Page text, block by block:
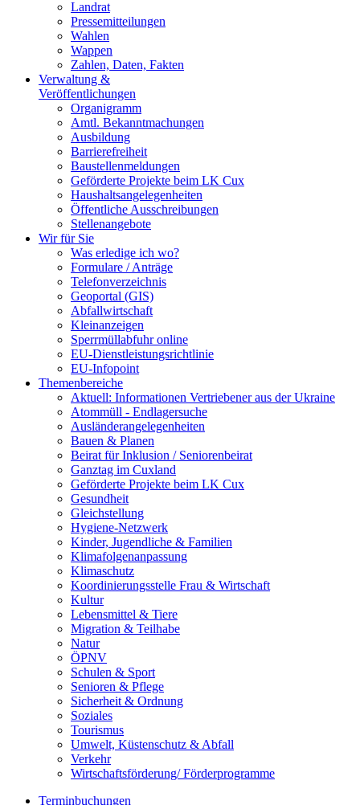
Landrat
Pressemitteilungen
Wahlen
Wappen
Zahlen, Daten, Fakten
Verwaltung &
Veröffentlichungen
Organigramm
Amtl. Bekanntmachungen
Ausbildung
Barrierefreiheit
Baustellenmeldungen
Geförderte Projekte beim LK Cux
Haushaltsangelegenheiten
Öffentliche Ausschreibungen
Stellenangebote
Wir für Sie
Was erledige ich wo?
Formulare / Anträge
Telefonverzeichnis
Geoportal (GIS)
Abfallwirtschaft
Kleinanzeigen
Sperrmüllabfuhr online
EU-Dienstleistungsrichtlinie
EU-Infopoint
Themenbereiche
Aktuell: Informationen Vertriebener aus der Ukraine
Atommüll - Endlagersuche
Ausländerangelegenheiten
Bauen & Planen
Beirat für Inklusion / Seniorenbeirat
Ganztag im Cuxland
Geförderte Projekte beim LK Cux
Gesundheit
Gleichstellung
Hygiene-Netzwerk
Kinder, Jugendliche & Familien
Klimafolgenanpassung
Klimaschutz
Koordinierungsstelle Frau & Wirtschaft
Kultur
Lebensmittel & Tiere
Migration & Teilhabe
Natur
ÖPNV
Schulen & Sport
Senioren & Pflege
Sicherheit & Ordnung
Soziales
Tourismus
Umwelt, Küstenschutz & Abfall
Verkehr
Wirtschaftsförderung/ Förderprogramme
Terminbuchungen